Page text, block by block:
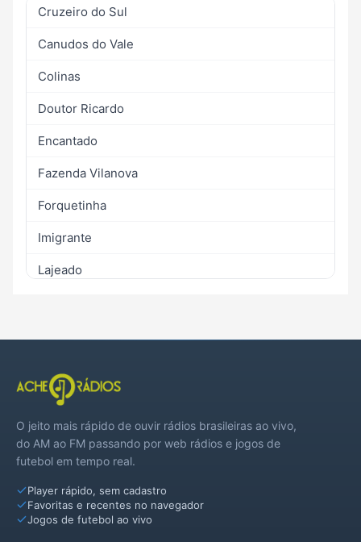
Cruzeiro do Sul
Canudos do Vale
Colinas
Doutor Ricardo
Encantado
Fazenda Vilanova
Forquetinha
Imigrante
Lajeado
Santa Clara do Sul
Sério
Taquari
Travesseiro
Westfália
O jeito mais rápido de ouvir rádios brasileiras ao vivo,
do AM ao FM passando por web rádios e jogos de
futebol em tempo real.
Player rápido, sem cadastro
Favoritas e recentes no navegador
Jogos de futebol ao vivo